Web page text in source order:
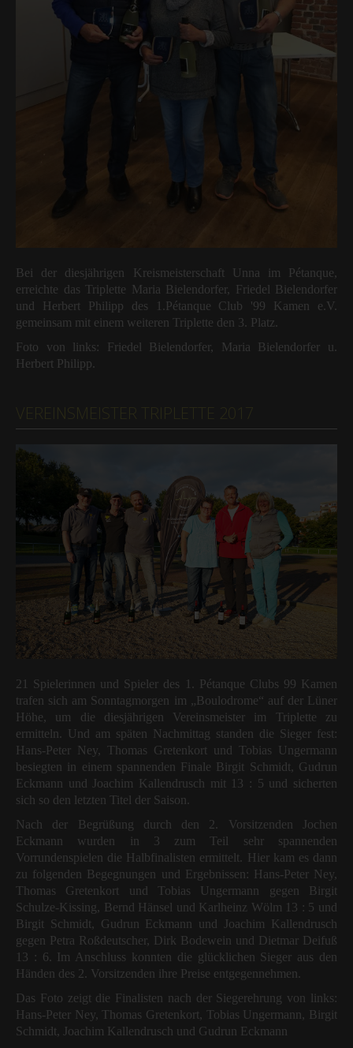
Bei der diesjährigen Kreismeisterschaft Unna im Pétanque,
erreichte das Triplette Maria Bielendorfer, Friedel Bielendorfer
und Herbert Philipp des 1.Pétanque Club '99 Kamen e.V.
gemeinsam mit einem weiteren Triplette den 3. Platz.
Foto von links: Friedel Bielendorfer, Maria Bielendorfer u.
Herbert Philipp.
21 Spielerinnen und Spieler des 1. Pétanque Clubs 99 Kamen
trafen sich am Sonntagmorgen im „Boulodrome“ auf der Lüner
Höhe, um die diesjährigen Vereinsmeister im Triplette zu
ermitteln. Und am späten Nachmittag standen die Sieger fest:
Hans-Peter Ney, Thomas Gretenkort und Tobias Ungermann
besiegten in einem spannenden Finale Birgit Schmidt, Gudrun
Eckmann und Joachim Kallendrusch mit 13 : 5 und sicherten
sich so den letzten Titel der Saison.
Nach der Begrüßung durch den 2. Vorsitzenden Jochen
Eckmann wurden in 3 zum Teil sehr spannenden
Vorrundenspielen die Halbfinalisten ermittelt. Hier kam es dann
zu folgenden Begegnungen und Ergebnissen: Hans-Peter Ney,
Thomas Gretenkort und Tobias Ungermann gegen Birgit
Schulze-Kissing, Bernd Hänsel und Karlheinz Wölm 13 : 5 und
Birgit Schmidt, Gudrun Eckmann und Joachim Kallendrusch
gegen Petra Roßdeutscher, Dirk Bodewein und Dietmar Deifuß
13 : 6. Im Anschluss konnten die glücklichen Sieger aus den
Händen des 2. Vorsitzenden ihre Preise entgegennehmen.
Das Foto zeigt die Finalisten nach der Siegerehrung von links:
Hans-Peter Ney, Thomas Gretenkort, Tobias Ungermann, Birgit
Schmidt, Joachim Kallendrusch und Gudrun Eckmann